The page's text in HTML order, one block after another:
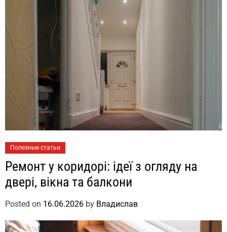
Полезные статьи
Ремонт у коридорі: ідеї з огляду на
двері, вікна та балкони
Posted on 16.06.2026 by Владислав